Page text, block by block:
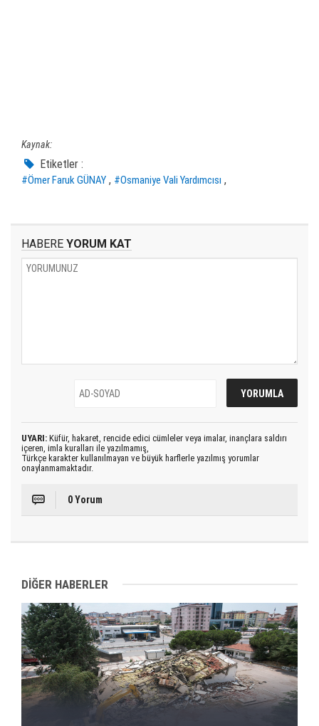
Kaynak:
Etiketler :
#Ömer Faruk GÜNAY , #Osmaniye Vali Yardımcısı ,
HABERE YORUM KAT
UYARI: Küfür, hakaret, rencide edici cümleler veya imalar, inançlara saldırı
içeren, imla kuralları ile yazılmamış,
Türkçe karakter kullanılmayan ve büyük harflerle yazılmış yorumlar
onaylanmamaktadır.
0 Yorum
DİĞER HABERLER